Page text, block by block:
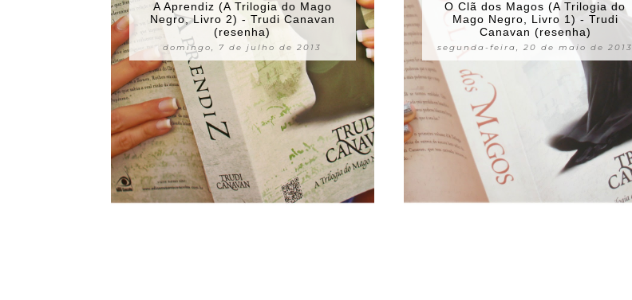
A Aprendiz (A Trilogia do Mago
Negro, Livro 2) - Trudi Canavan
(resenha)
domingo, 7 de julho de 2013
O Clã dos Magos (A Trilogia do
Mago Negro, Livro 1) - Trudi
Canavan (resenha)
segunda-feira, 20 de maio de 2013